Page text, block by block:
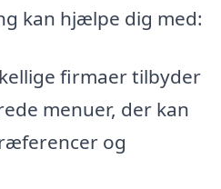
kan hjælpe dig med:
firmaer tilbyder
menuer, der kan
og